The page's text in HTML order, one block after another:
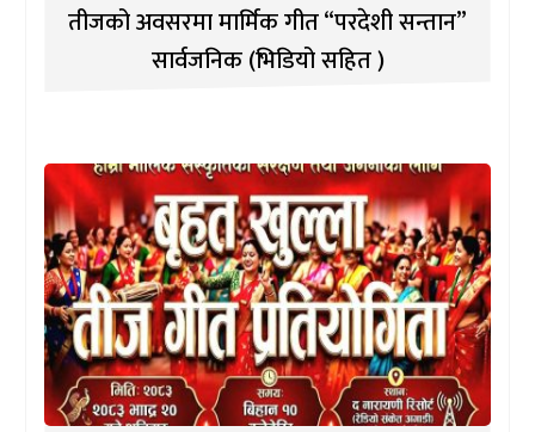
तीजको अवसरमा मार्मिक गीत “परदेशी सन्तान”
सार्वजनिक (भिडियो सहित )